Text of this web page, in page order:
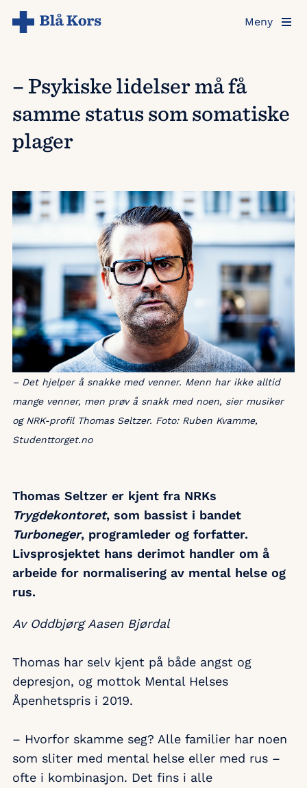
Hopp
Meny
– Psykiske lidelser må få
samme status som somatiske
plager
– Det hjelper å snakke med venner. Menn har ikke alltid
mange venner, men prøv å snakk med noen, sier musiker
og NRK-profil Thomas Seltzer. Foto: Ruben Kvamme,
Studenttorget.no
Thomas Seltzer er kjent fra NRKs
Trygdekontoret, som bassist i bandet
Turboneger, programleder og forfatter.
Livsprosjektet hans derimot handler om å
arbeide for normalisering av mental helse og
rus.
Av Oddbjørg Aasen Bjørdal
Thomas har selv kjent på både angst og
depresjon, og mottok Mental Helses
Åpenhetspris i 2019.
– Hvorfor skamme seg? Alle familier har noen
som sliter med mental helse eller med rus –
ofte i kombinasjon. Det fins i alle